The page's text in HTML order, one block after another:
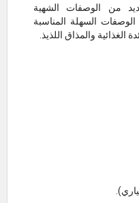
من الوصفات الشهية
السهلة المناسبة
الغذائية والمذاق اللذيذ.